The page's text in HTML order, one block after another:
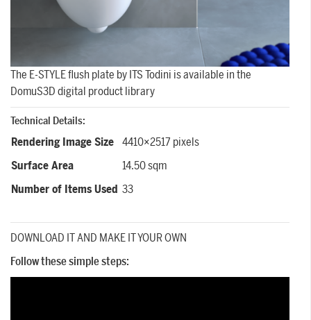
The E-STYLE flush plate by ITS Todini is available in the
DomuS3D digital product library
Technical Details:
Rendering Image Size 4410×2517 pixels
Surface Area
14.50 sqm
Number of Items Used 33
DOWNLOAD IT AND MAKE IT YOUR OWN
Follow these simple steps: